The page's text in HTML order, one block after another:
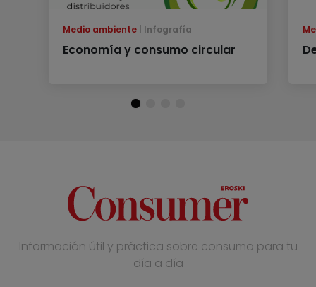
Medio ambiente Infografía
Economía y consumo circular
Información útil y práctica sobre consumo para tu
día a día